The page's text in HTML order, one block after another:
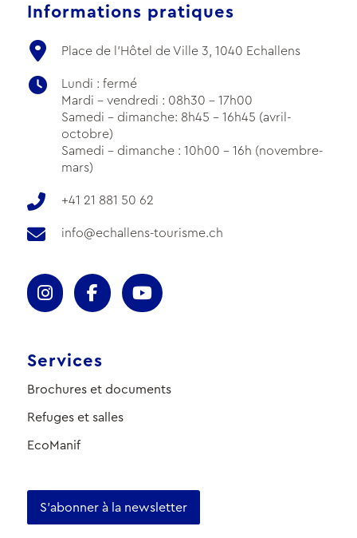
Informations pratiques
Place de l'Hôtel de Ville 3, 1040 Echallens
Lundi : fermé
Mardi - vendredi : 08h30 - 17h00
Samedi - dimanche: 8h45 - 16h45 (avril-
octobre)
Samedi - dimanche : 10h00 - 16h (novembre-
mars)
+41 21 881 50 62
info@echallens-tourisme.ch
Services
Brochures et documents
Refuges et salles
EcoManif
S'abonner à la newsletter